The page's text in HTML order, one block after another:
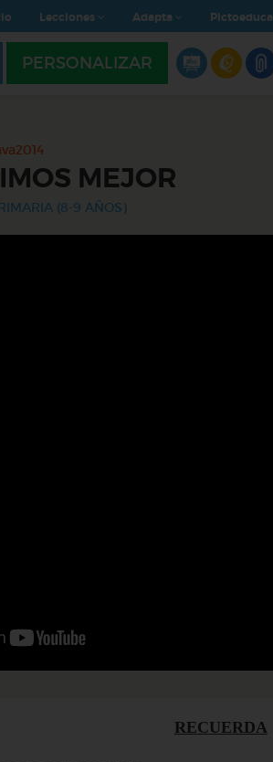
Lecciones Adapta Pictoeduca
PERSONALIZAR
MEJOR
(8-9 AÑOS)
RECUERDA